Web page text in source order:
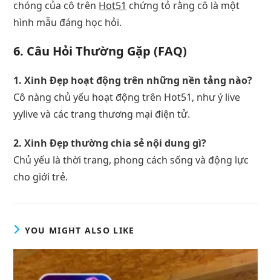
chóng của cô trên Hot51 chứng tỏ rằng cô là một
hình mẫu đáng học hỏi.
6. Câu Hỏi Thường Gặp (FAQ)
1. Xinh Đẹp hoạt động trên những nền tảng nào?
Cô nàng chủ yếu hoạt động trên Hot51, như ý live
yylive và các trang thương mại điện tử.
2. Xinh Đẹp thường chia sẻ nội dung gì?
Chủ yếu là thời trang, phong cách sống và động lực
cho giới trẻ.
YOU MIGHT ALSO LIKE